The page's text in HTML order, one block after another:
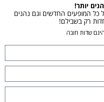
יותר!
המופעים החדשים וגם נהנים
רק בשבילם!
שדות חובה